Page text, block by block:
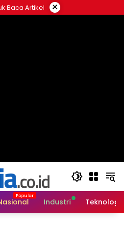
Baca Artikel ×
Industri Teknologi